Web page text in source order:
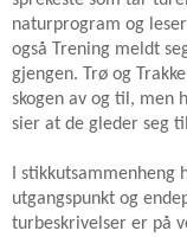
naturprogram og
også Trening meldt
gjengen. Trø og
skogen av og til, men
sier at de gleder seg
I
utgangspunkt og
turbeskrivelser er på